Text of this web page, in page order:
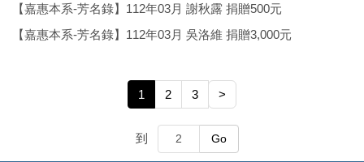
【嘉惠本系-芳名錄】112年03月 謝秋露 捐贈500元
【嘉惠本系-芳名錄】112年03月 吳洛維 捐贈3,000元
1 2 3 >
到 Go